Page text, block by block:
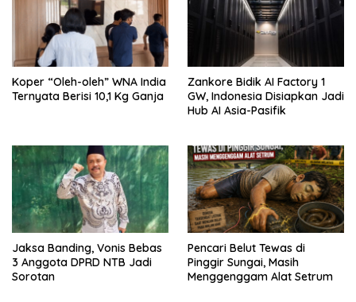
Koper “Oleh-oleh” WNA India
Ternyata Berisi 10,1 Kg Ganja
Zankore Bidik AI Factory 1
GW, Indonesia Disiapkan Jadi
Hub AI Asia-Pasifik
Jaksa Banding, Vonis Bebas
3 Anggota DPRD NTB Jadi
Sorotan
Pencari Belut Tewas di
Pinggir Sungai, Masih
Menggenggam Alat Setrum